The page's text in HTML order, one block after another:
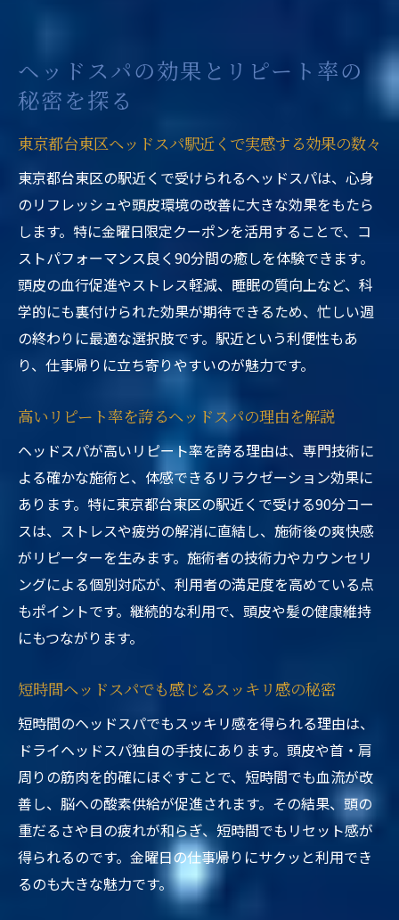
ヘッドスパの効果とリピート率の
秘密を探る
東京都台東区ヘッドスパ駅近くで実感する効果の数々
東京都台東区の駅近くで受けられるヘッドスパは、心身
のリフレッシュや頭皮環境の改善に大きな効果をもたら
します。特に金曜日限定クーポンを活用することで、コ
ストパフォーマンス良く90分間の癒しを体験できます。
頭皮の血行促進やストレス軽減、睡眠の質向上など、科
学的にも裏付けられた効果が期待できるため、忙しい週
の終わりに最適な選択肢です。駅近という利便性もあ
り、仕事帰りに立ち寄りやすいのが魅力です。
高いリピート率を誇るヘッドスパの理由を解説
ヘッドスパが高いリピート率を誇る理由は、専門技術に
よる確かな施術と、体感できるリラクゼーション効果に
あります。特に東京都台東区の駅近くで受ける90分コー
スは、ストレスや疲労の解消に直結し、施術後の爽快感
がリピーターを生みます。施術者の技術力やカウンセリ
ングによる個別対応が、利用者の満足度を高めている点
もポイントです。継続的な利用で、頭皮や髪の健康維持
にもつながります。
短時間ヘッドスパでも感じるスッキリ感の秘密
短時間のヘッドスパでもスッキリ感を得られる理由は、
ドライヘッドスパ独自の手技にあります。頭皮や首・肩
周りの筋肉を的確にほぐすことで、短時間でも血流が改
善し、脳への酸素供給が促進されます。その結果、頭の
重だるさや目の疲れが和らぎ、短時間でもリセット感が
得られるのです。金曜日の仕事帰りにサクッと利用でき
るのも大きな魅力です。